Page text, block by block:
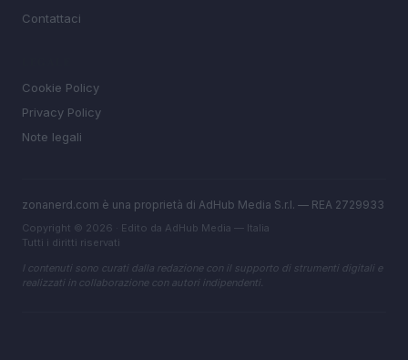
Contattaci
Cookie Policy
Privacy Policy
Note legali
zonanerd.com è una proprietà di AdHub Media S.r.l. — REA 2729933
Copyright © 2026 · Edito da AdHub Media — Italia
Tutti i diritti riservati
I contenuti sono curati dalla redazione con il supporto di strumenti digitali e
realizzati in collaborazione con autori indipendenti.